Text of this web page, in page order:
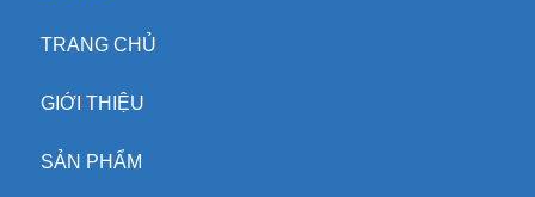
TRANG CHỦ
GIỚI THIỆU
SẢN PHẨM